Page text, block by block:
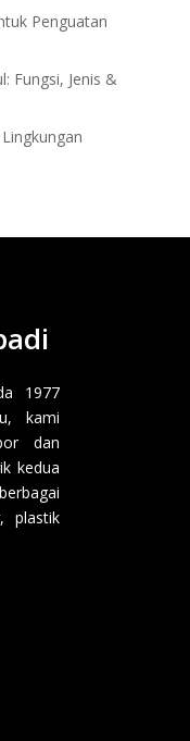
Penguatan
Fungsi, Jenis &
1977
kami
dan
kedua
plastik